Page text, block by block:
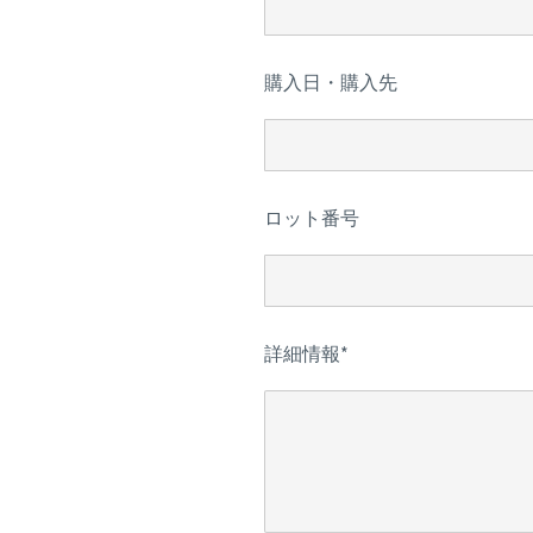
購入日・購入先
ロット番号
詳細情報*